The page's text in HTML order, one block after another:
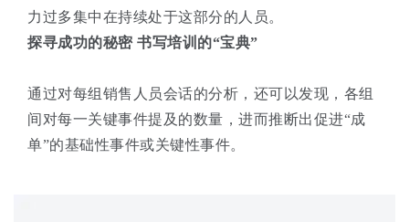
力过多集中在持续处于这部分的人员。
探寻成功的秘密 书写培训的“宝典”
通过对每组销售人员会话的分析，还可以发现，各组
间对每一关键事件提及的数量，进而推断出促进“成
单”的基础性事件或关键性事件。